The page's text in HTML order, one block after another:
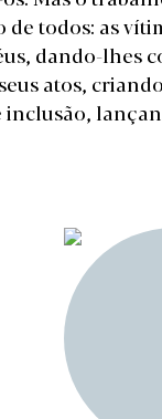
todos: as
dando-lhes
atos,